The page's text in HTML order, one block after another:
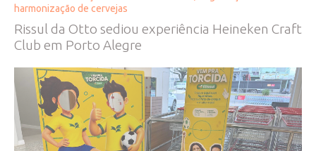
harmonização de cervejas
Rissul da Otto sediou experiência Heineken Craft
Club em Porto Alegre